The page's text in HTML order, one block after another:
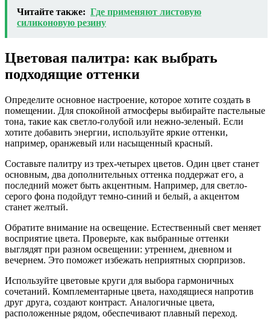
Читайте также: Где применяют листовую
силиконовую резину
Цветовая палитра: как выбрать
подходящие оттенки
Определите основное настроение, которое хотите создать в
помещении. Для спокойной атмосферы выбирайте пастельные
тона, такие как светло-голубой или нежно-зеленый. Если
хотите добавить энергии, используйте яркие оттенки,
например, оранжевый или насыщенный красный.
Составьте палитру из трех-четырех цветов. Один цвет станет
основным, два дополнительных оттенка поддержат его, а
последний может быть акцентным. Например, для светло-
серого фона подойдут темно-синий и белый, а акцентом
станет желтый.
Обратите внимание на освещение. Естественный свет меняет
восприятие цвета. Проверьте, как выбранные оттенки
выглядят при разном освещении: утреннем, дневном и
вечернем. Это поможет избежать неприятных сюрпризов.
Используйте цветовые круги для выбора гармоничных
сочетаний. Комплементарные цвета, находящиеся напротив
друг друга, создают контраст. Аналогичные цвета,
расположенные рядом, обеспечивают плавный переход.